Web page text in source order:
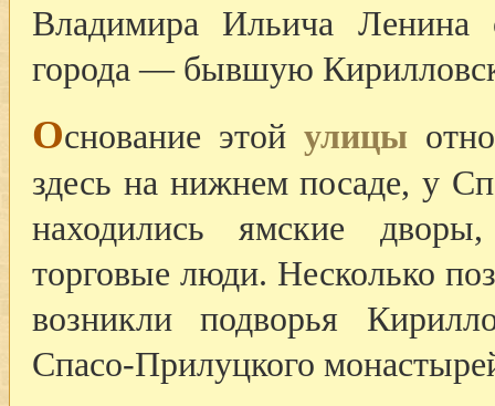
Владимира Ильича Ленина
города — бывшую
Основание этой улицы
здесь на нижнем посаде, у
находились ямские
торговые люди. Несколько
возникли подворья
Спасо-Прилуцкого